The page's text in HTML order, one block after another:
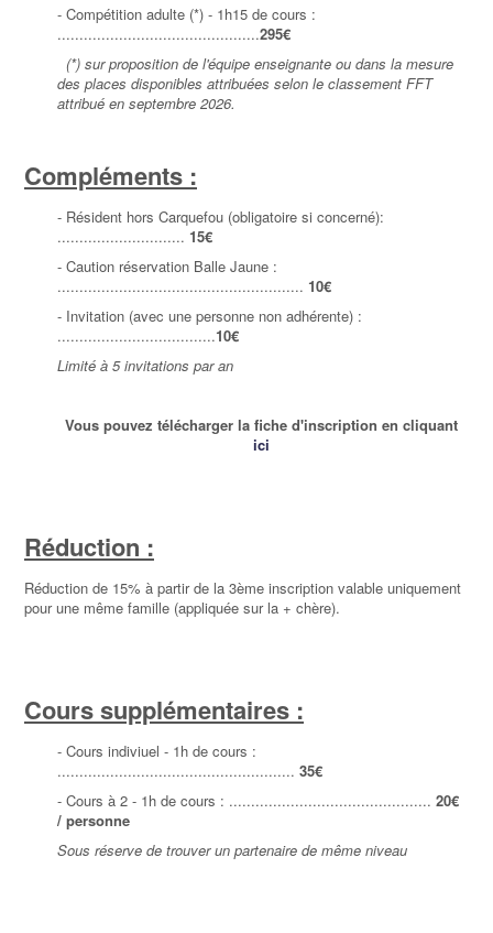
- Compétition adulte (*) - 1h15 de cours :
..............................................295€
(*) sur proposition de l'équipe enseignante ou dans la mesure
des places disponibles attribuées selon le classement FFT
attribué en septembre 2026.
Compléments :
- Résident hors Carquefou (obligatoire si concerné):
............................. 15€
- Caution réservation Balle Jaune :
........................................................ 10€
- Invitation (avec une personne non adhérente) :
....................................10€
Limité à 5 invitations par an
Vous pouvez télécharger la fiche d'inscription en cliquant
ici
Réduction :
Réduction de 15% à partir de la 3ème inscription valable uniquement
pour une même famille (appliquée sur la + chère).
Cours supplémentaires :
- Cours indiviuel - 1h de cours :
...................................................... 35€
- Cours à 2 - 1h de cours : .............................................. 20€
/ personne
Sous réserve de trouver un partenaire de même niveau